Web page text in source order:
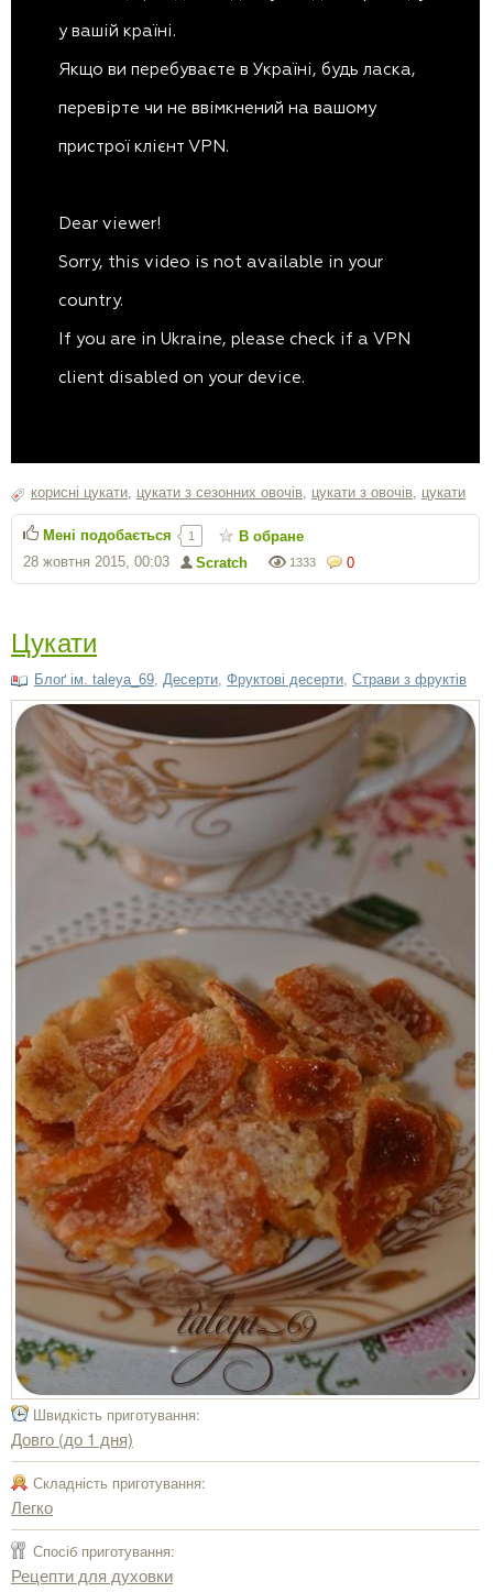
корисні цукати, цукати з сезонних овочів, цукати з овочів, цукати
0
1333
Scratch
28 жовтня 2015, 00:03
Мені подобається 1 В обране
Цукати
Блоґ ім. taleya_69, Десерти, Фруктові десерти, Страви з фруктів
Швидкість приготування:
Довго (до 1 дня)
Складність приготування:
Легко
Спосіб приготування:
Рецепти для духовки